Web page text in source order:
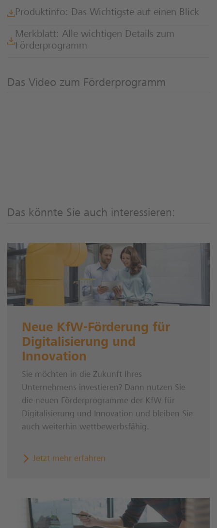
Produktinfo: Das Wichtigste auf einen Blick
Merkblatt: Alle wichtigen Details zum
Förderprogramm
Das Video zum Förderprogramm
Das könnte Sie auch interessieren:
Neue KfW-Förderung für
Digitalisierung und
Innovation
Sie möchten in die Zukunft Ihres
Unternehmens investieren? Dann nutzen Sie
die neuen Förderprogramme der KfW für
Digitalisierung und Innovation und bleiben Sie
auch weiterhin wettbewerbsfähig.
Jetzt mehr erfahren